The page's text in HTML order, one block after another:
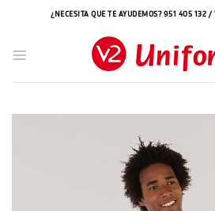
¿NECESITA QUE TE AYUDEMOS? 951 405